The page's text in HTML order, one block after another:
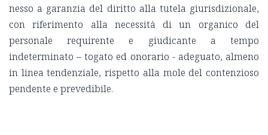
nesso a garanzia del diritto alla tutela giurisdizionale,
con riferimento alla necessità di un organico del
personale requirente e giudicante a tempo
indeterminato – togato ed onorario - adeguato, almeno
in linea tendenziale, rispetto alla mole del contenzioso
pendente e prevedibile.